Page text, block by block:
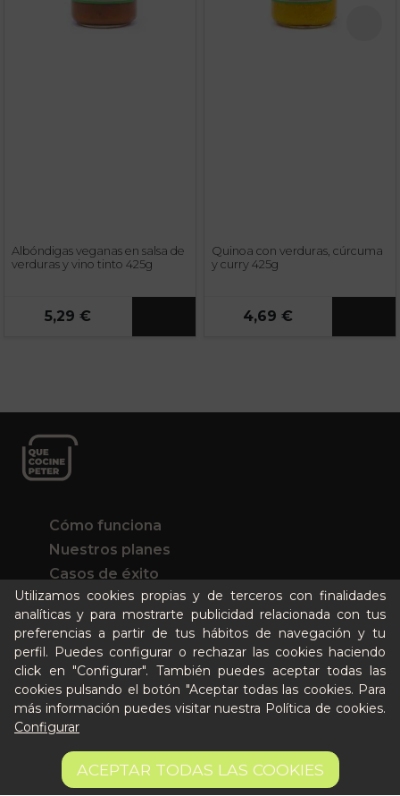
4,09 € AÑADIR A LA CESTA
Albóndigas veganas en salsa de
verduras y vino tinto 425g
5,29 €
Quinoa con verduras, cúrcuma
y curry 425g
4,69 €
Utilizamos cookies propias y de terceros con finalidades
analíticas y para mostrarte publicidad relacionada con tus
preferencias a partir de tus hábitos de navegación y tu
perfil. Puedes configurar o rechazar las cookies haciendo
click en "Configurar". También puedes aceptar todas las
cookies pulsando el botón "Aceptar todas las cookies. Para
más información puedes visitar nuestra Política de cookies.
Configurar
ACEPTAR TODAS LAS COOKIES
Cómo funciona
Nuestros planes
Casos de éxito
Soy un particular
Quién es Peter
Recursos / Blog
Cultura
Llámanos al 644 52 51 02
Escríbenos al Whatsapp
Escríbenos al correo
De lunes a viernes de 8:30 a 14:00